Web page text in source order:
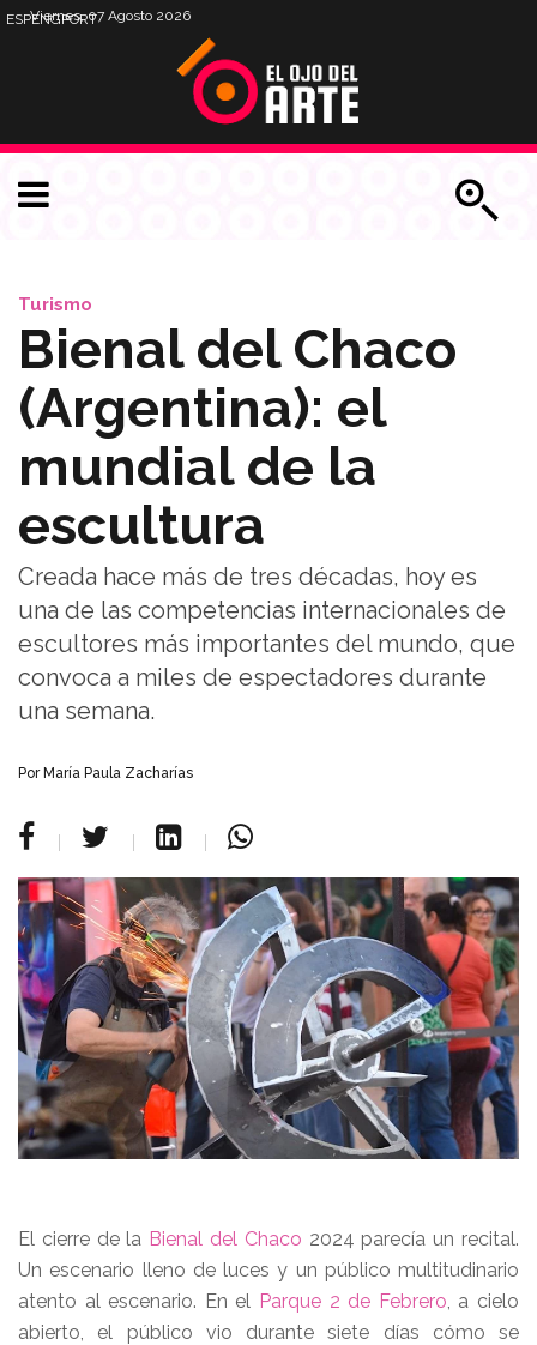
Viernes, 07 Agosto 2026
ESPENGPORT
Turismo
Bienal del Chaco
(Argentina): el
mundial de la
escultura
Creada hace más de tres décadas, hoy es
una de las competencias internacionales de
escultores más importantes del mundo, que
convoca a miles de espectadores durante
una semana.
Por María Paula Zacharías
El cierre de la Bienal del Chaco 2024 parecía un recital.
Un escenario lleno de luces y un público multitudinario
atento al escenario. En el Parque 2 de Febrero, a cielo
abierto, el público vio durante siete días cómo se